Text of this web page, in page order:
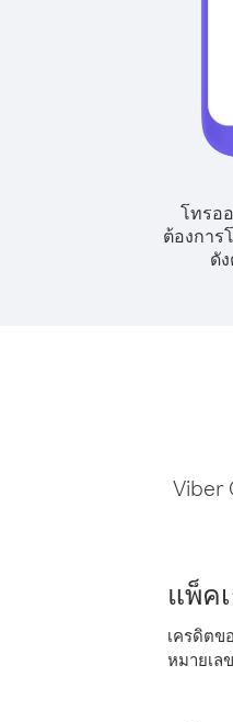
โทรอ
ต้องการ
ดั
แพ็ค
เครดิตข
หมายเล